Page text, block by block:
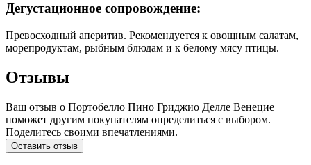
Дегустационное сопровождение:
Превосходный аперитив. Рекомендуется к овощным салатам,
морепродуктам, рыбным блюдам и к белому мясу птицы.
Отзывы
Ваш отзыв о Портобелло Пино Гриджио Делле Венецие
поможет другим покупателям определиться с выбором.
Поделитесь своими впечатлениями.
Оставить отзыв